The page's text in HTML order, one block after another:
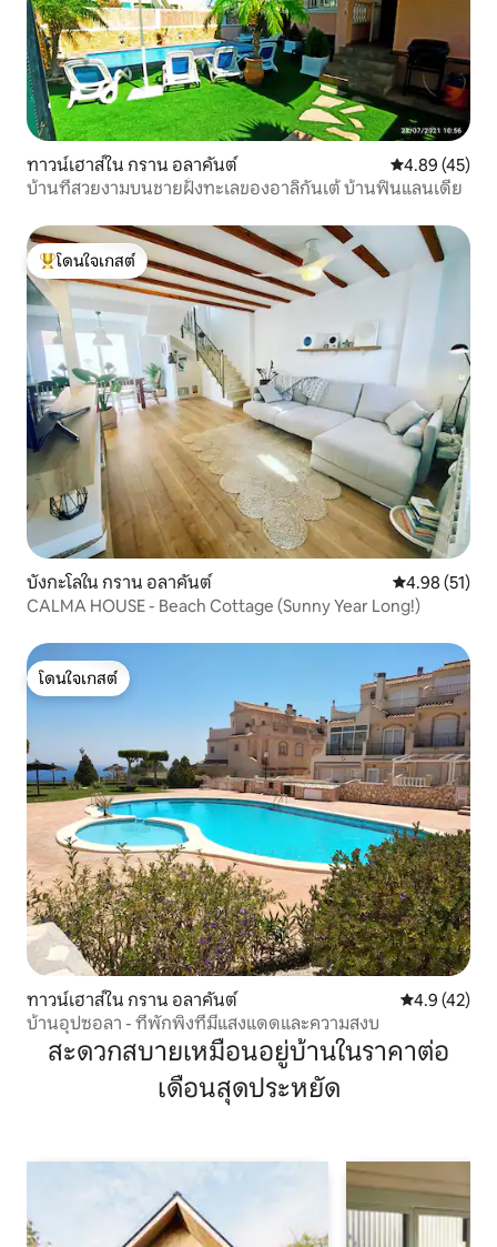
ทาวน์เฮาส์ใน กราน อลาคันต์ คะแนนเฉลี่ย
4.89 (45)
บ้านที่สวยงามบนชายฝั่งทะเลของอาลิกันเต้ บ้านฟินแลนเดีย
โดนใจเกสต์ที่สุด
โดนใจเกสต์
บังกะโลใน กราน อลาคันต์ คะแนนเฉลี่ย
4.98 (51)
CALMA HOUSE - Beach Cottage (Sunny Year Long!)
โดนใจเกสต์
โดนใจเกสต์
ทาวน์เฮาส์ใน กราน อลาคันต์ คะแนนเฉลี่ย
4.9 (42)
บ้านอุปซอลา - ที่พักพิงที่มีแสงแดดและความสงบ
สะดวกสบายเหมือนอยู่บ้านในราคาต่อ
เดือนสุดประหยัด